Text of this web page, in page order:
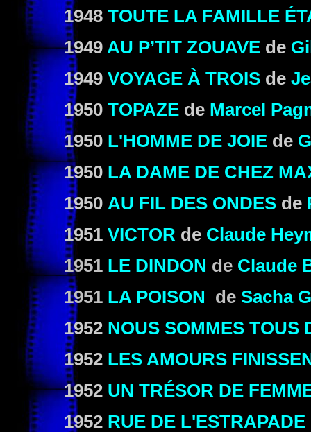
1948 TOUTE LA FAMILLE
1949 AU P’TIT ZOUAVE de
1949 VOYAGE À TROIS de
1950 TOPAZE de Marcel
1950 L'HOMME DE JOIE de
1950 LA DAME DE CHEZ
1950 AU FIL DES ONDES de
1951 VICTOR de Claude
1951 LE DINDON de Claude
1951 LA POISON de Sacha
1952 NOUS SOMMES TOUS
1952 LES AMOURS
1952 UN TRÉSOR DE
1952 RUE DE L'ESTRAPADE